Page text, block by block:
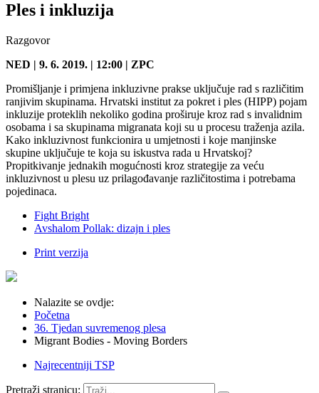
Ples i inkluzija
Razgovor
NED | 9. 6. 2019. | 12:00 | ZPC
Promišljanje i primjena inkluzivne prakse uključuje rad s različitim
ranjivim skupinama. Hrvatski institut za pokret i ples (HIPP) pojam
inkluzije proteklih nekoliko godina proširuje kroz rad s invalidnim
osobama i sa skupinama migranata koji su u procesu traženja azila.
Kako inkluzivnost funkcionira u umjetnosti i koje manjinske
skupine uključuje te koja su iskustva rada u Hrvatskoj?
Propitkivanje jednakih mogućnosti kroz strategije za veću
inkluzivnost u plesu uz prilagođavanje različitostima i potrebama
pojedinaca.
Fight Bright
Avshalom Pollak: dizajn i ples
Print verzija
Nalazite se ovdje:
Početna
36. Tjedan suvremenog plesa
Migrant Bodies - Moving Borders
Najrecentniji TSP
Pretraži stranicu: